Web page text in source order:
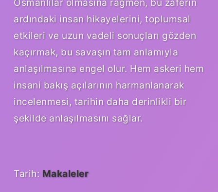
ardındaki insan hikayelerini, toplumsal
etkileri ve uzun vadeli sonuçları gözden
kaçırmak, bu savaşın tam anlamıyla
anlaşılmasına engel olur. Hem askeri hem
insani bakış açılarının harmanlanarak
incelenmesi, tarihin daha derinlikli bir
şekilde anlaşılmasını sağlar.
Tarih: Makaleler